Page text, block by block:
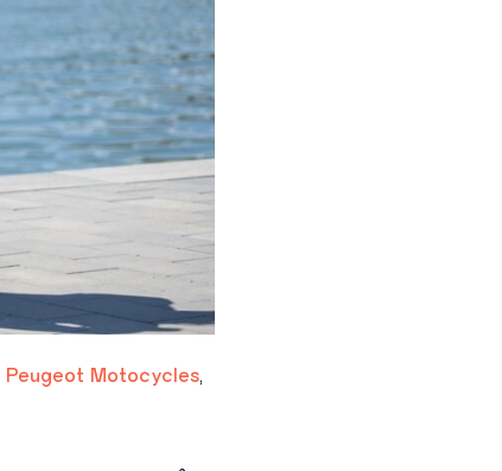
Peugeot Motocycles,